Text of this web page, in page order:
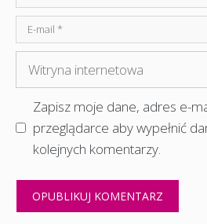
mail
internetowa
Zapisz moje dane, adres e-
przeglądarce aby wypełnić
kolejnych komentarzy.